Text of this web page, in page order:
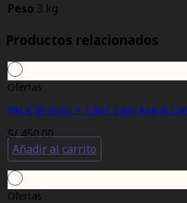
Peso 3 kg
Productos relacionados
Ofertas
PACK 06 Bots. + 1 Bot. Cava Juvé &
S/450.00
Añadir al carrito
Ofertas